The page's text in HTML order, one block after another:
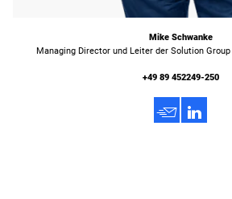
Mike Schwanke
Managing Director und Leiter der Solution
+49 89 452249-250
h 3